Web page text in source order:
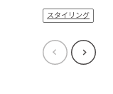
スタイリング